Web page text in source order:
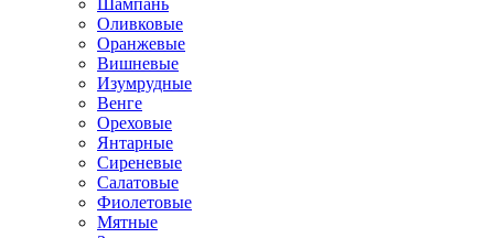
Шампань
Оливковые
Оранжевые
Вишневые
Изумрудные
Венге
Ореховые
Янтарные
Сиреневые
Салатовые
Фиолетовые
Мятные